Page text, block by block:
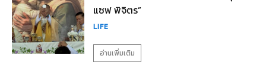
แซฟ พิจิตร”
LIFE
อ่านเพิ่มเติม